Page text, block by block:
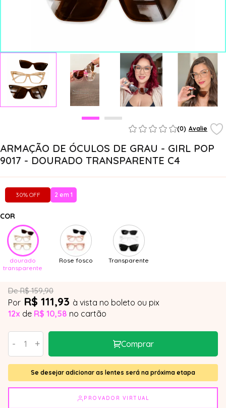
(0) Avalie
ARMAÇÃO DE ÓCULOS DE GRAU - GIRL POP
9017 - DOURADO TRANSPARENTE C4
30% OFF 2 em 1
COR
dourado
transparente
Rose fosco Transparente
De R$ 159,90
Por R$ 111,93 à vista no boleto ou pix
12x de R$ 10,58 no cartão
- + Comprar
Se desejar adicionar as lentes será na próxima etapa
PROVADOR VIRTUAL